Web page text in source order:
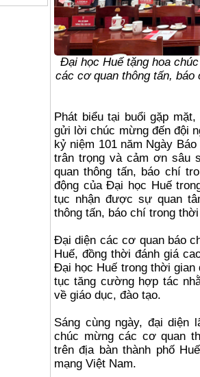
Đại học Huế tặng hoa
các cơ quan thông tấn,
Phát biểu tại buổi gặp
gửi lời chúc mừng đến đội
kỷ niệm 101 năm Ngày
trân trọng và cảm ơn sâu
quan thông tấn, báo chí
động của Đại học Huế
tục nhận được sự quan
thông tấn, báo chí trong
Đại diện các cơ quan báo
Huế, đồng thời đánh giá
Đại học Huế trong thời gian
tục tăng cường hợp tác
về giáo dục, đào tạo.
Sáng cùng ngày, đại diện
chúc mừng các cơ quan
trên địa bàn thành phố
mạng Việt Nam.